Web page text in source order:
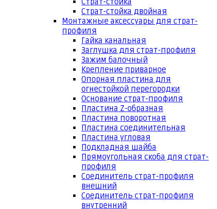
Страт-стойка
Страт-стойка двойная
Монтажные аксессуары для страт-
профиля
Гайка канальная
Заглушка для страт-профиля
Зажим балочный
Крепление приварное
Опорная пластина для
огнестойкой перегородки
Основание страт-профиля
Пластина Z-образная
Пластина поворотная
Пластина соединительная
Пластина угловая
Подкладная шайба
Прямоугольная скоба для страт-
профиля
Соединитель страт-профиля
внешний
Соединитель страт-профиля
внутренний